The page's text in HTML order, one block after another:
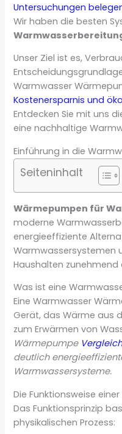
Untersuchungen
Wir haben die besten
Unser Ziel ist es,
Warmwasser
Kostenersparnis und
Entdecken Sie mit uns
eine nachhaltige
Einführung in die
Seiteninhalt
Wärmepumpen für
moderne
energieeffiziente
Warmwassersystemen
Haushalten zunehmend
Was ist eine
Eine Warmwasser
Gerät, das Wärme aus
zum Erwärmen von
Wärmepumpe
deutlich
Warmwassersysteme.
Die Funktionsweise
Das Funktionsprinzip
physikalischen Prozess: